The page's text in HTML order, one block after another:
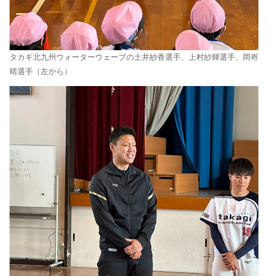
タカギ北九州ウォーターウェーブの土井紗香選手、上村紗輝選手、岡嵜
晴選手（左から）